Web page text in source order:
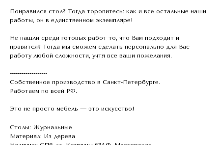
Понравился стол? Тогда торопитесь: как и все остальные наши
работы, он в единственном экземпляре!
Не нашли среди готовых работ то, что Вам подходит и
нравится? Тогда мы сможем сделать персонально для Вас
работу любой сложности, учтя все ваши пожелания.
-------------------
Собственное производство в Санкт-Петербурге.
Работаем по всей РФ.
Это не просто мебель — это искусство!
Столы: Журнальные
Материал: Из дерева